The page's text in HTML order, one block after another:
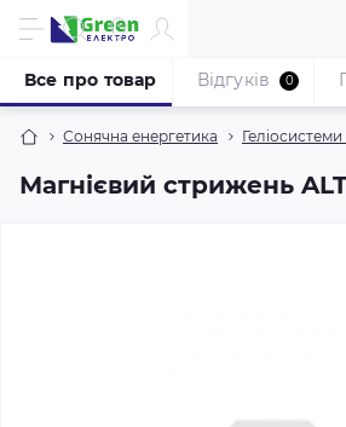
Сонячна енергетика
Магнієвий стрижень
Все про товар Відгуків 0